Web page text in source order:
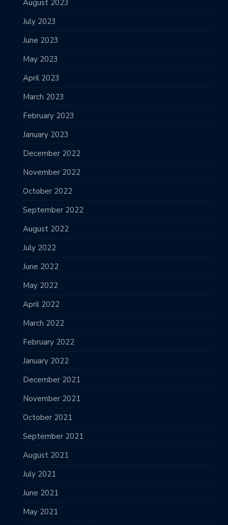
August 2023
July 2023
June 2023
May 2023
April 2023
March 2023
February 2023
January 2023
December 2022
November 2022
October 2022
September 2022
August 2022
July 2022
June 2022
May 2022
April 2022
March 2022
February 2022
January 2022
December 2021
November 2021
October 2021
September 2021
August 2021
July 2021
June 2021
May 2021